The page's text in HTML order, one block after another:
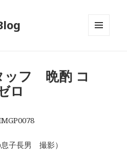
フ 晩酌 コ
ロ
息子長男 撮影）